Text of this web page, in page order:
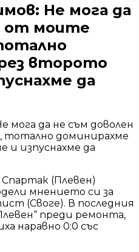
Не мога да
от моите
второто
да
(Плевен)
мнението си за
(Своге). В последния
преди ремонта,
наравно 0:0 със